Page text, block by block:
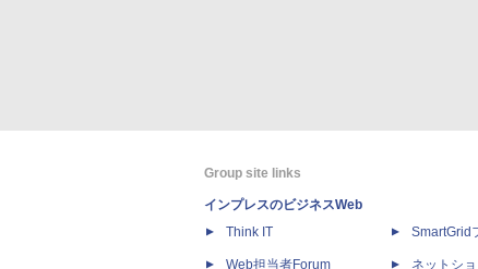
Group site links
インプレスのビジネスWeb
Think IT
Web担当者Forum
SmartGrid
ネットシ